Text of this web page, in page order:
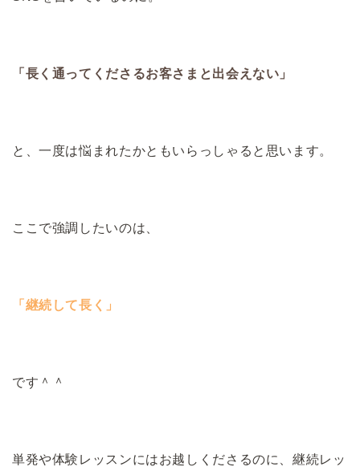
「長く通ってくださるお客さまと出会えない」
と、一度は悩まれたかともいらっしゃると思います。
ここで強調したいのは、
「継続して長く」
です＾＾
単発や体験レッスンにはお越しくださるのに、継続レッ